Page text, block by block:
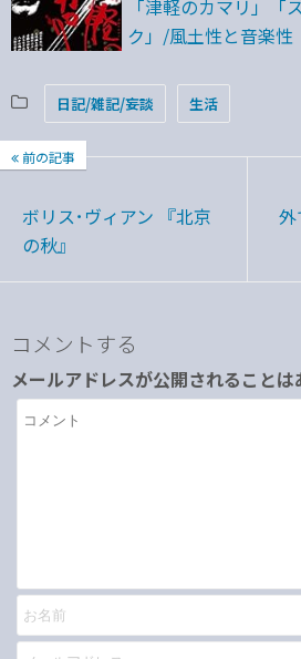
「津軽のカマリ」「
ク」/風土性と音楽性
日記/雑記/妄談 生活
前の記事
ボリス･ヴィアン 『北京
の秋』
コメントする
メールアドレスが公開されることは